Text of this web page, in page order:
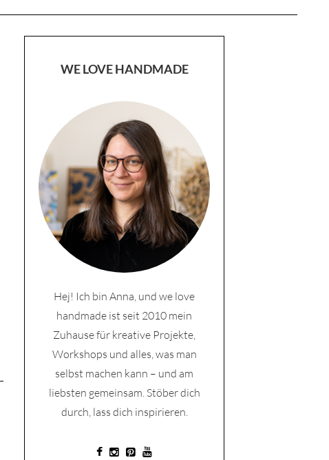
WE LOVE HANDMADE
Hej! Ich bin Anna, und we love
handmade ist seit 2010 mein
Zuhause für kreative Projekte,
Workshops und alles, was man
selbst machen kann – und am
liebsten gemeinsam. Stöber dich
durch, lass dich inspirieren.